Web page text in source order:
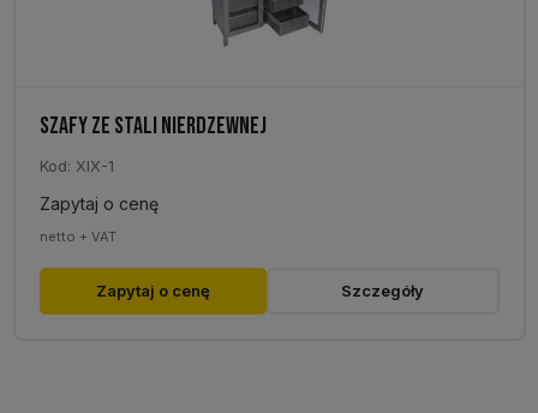
SZAFY ZE STALI NIERDZEWNEJ
Kod: XIX-1
Zapytaj o cenę
netto + VAT
Zapytaj o cenę Szczegóły